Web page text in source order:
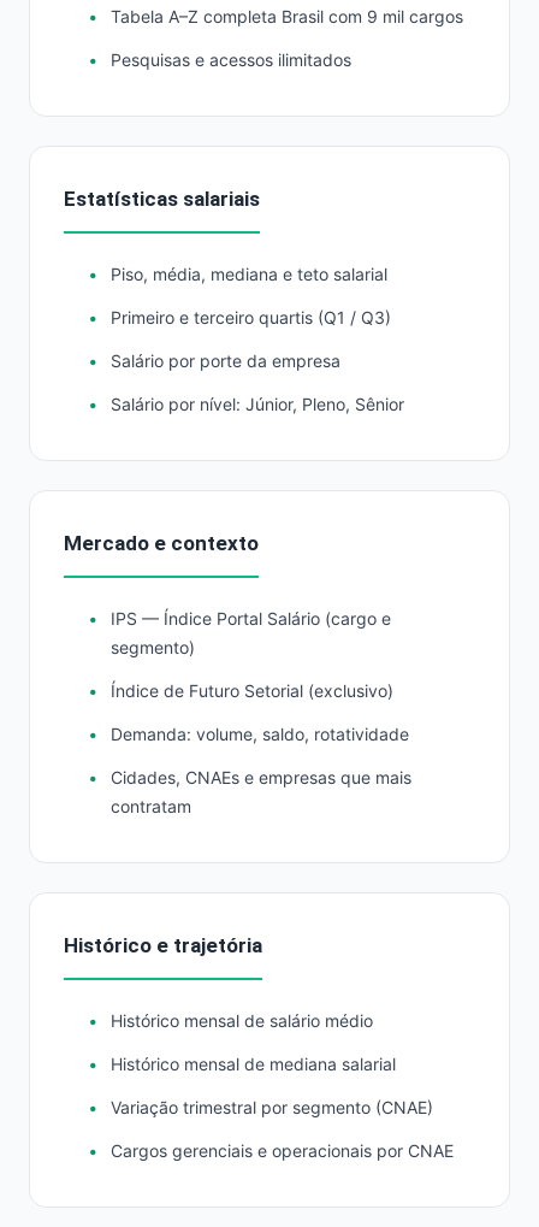
Tabela A–Z completa Brasil com 9 mil cargos
Pesquisas e acessos ilimitados
Estatísticas salariais
Piso, média, mediana e teto salarial
Primeiro e terceiro quartis (Q1 / Q3)
Salário por porte da empresa
Salário por nível: Júnior, Pleno, Sênior
Mercado e contexto
IPS — Índice Portal Salário (cargo e
segmento)
Índice de Futuro Setorial (exclusivo)
Demanda: volume, saldo, rotatividade
Cidades, CNAEs e empresas que mais
contratam
Histórico e trajetória
Histórico mensal de salário médio
Histórico mensal de mediana salarial
Variação trimestral por segmento (CNAE)
Cargos gerenciais e operacionais por CNAE